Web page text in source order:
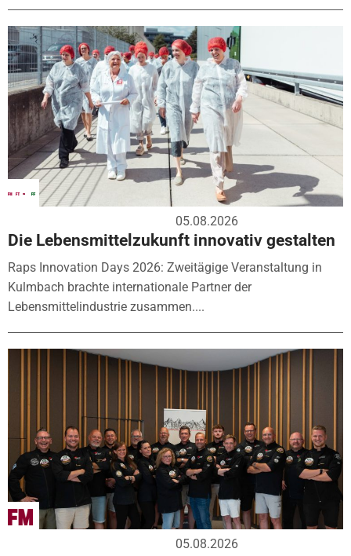
05.08.2026
Die Lebensmittelzukunft innovativ gestalten
Raps Innovation Days 2026: Zweitägige Veranstaltung in
Kulmbach brachte internationale Partner der
Lebensmittelindustrie zusammen....
05.08.2026